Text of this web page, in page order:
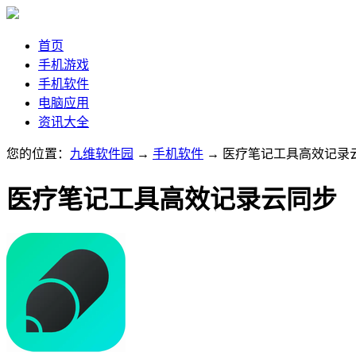
首页
手机游戏
手机软件
电脑应用
资讯大全
您的位置： 九维软件园 → 手机软件 → 医疗笔记工具高效记录
医疗笔记工具高效记录云同步